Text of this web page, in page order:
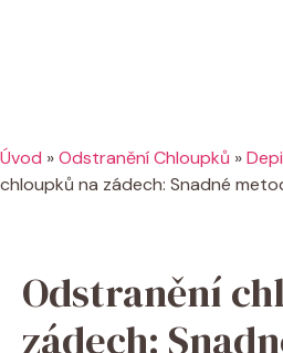
Úvod »Odstranění Chloupků »
chloupků na zádech: Snadné
Odstranění
zádech: